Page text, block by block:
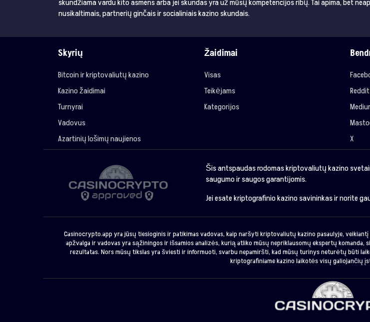
skundžiama vardu kito asmens arba jei skundas yra už mūsų kompetencijos ribų. Tai apima, bet
nusikaltimais, partnerių ginčais ir socialiniais kazino skundais.
Skyrių
Bitcoin ir kriptovaliutų kazino
Kazino žaidimai
Turnyrai
Vadovus
Azartinių lošimų naujienos
Žaidimai
Visas
Teikėjams
Kategorijos
Reddit
X
Šis antspaudas rodomas kriptovaliutų kazino
saugumo ir saugos garantijomis.
Jei esate kriptografinio kazino savininkas ir norite
Casinocrypto.app yra jūsų tiesioginis ir patikimas vadovas, kaip naršyti kriptovaliutų kazino pasaulyje,
apžvalga ir vadovas yra sąžiningos ir išsamios analizės, kurią atliko mūsų nepriklausomų ekspertų
rezultatas. Nors mūsų tikslas yra šviesti ir informuoti, svarbu nepamiršti, kad mūsų turinys neturėtų būti
kriptografiniame kazino laikotės visų galiojančių